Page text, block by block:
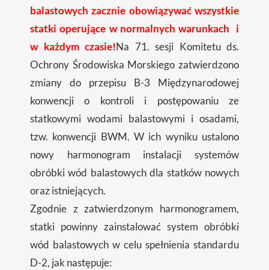
balastowych zacznie obowiązywać wszystkie
statki operujące w normalnych warunkach i
w każdym czasie!Na 71. sesji Komitetu ds.
Ochrony Środowiska Morskiego zatwierdzono
zmiany do przepisu B-3 Międzynarodowej
konwencji o kontroli i postępowaniu ze
statkowymi wodami balastowymi i osadami,
tzw. konwencji BWM. W ich wyniku ustalono
nowy harmonogram instalacji systemów
obróbki wód balastowych dla statków nowych
oraz istniejących.
Zgodnie z zatwierdzonym harmonogramem,
statki powinny zainstalować system obróbki
wód balastowych w celu spełnienia standardu
D-2, jak następuje: